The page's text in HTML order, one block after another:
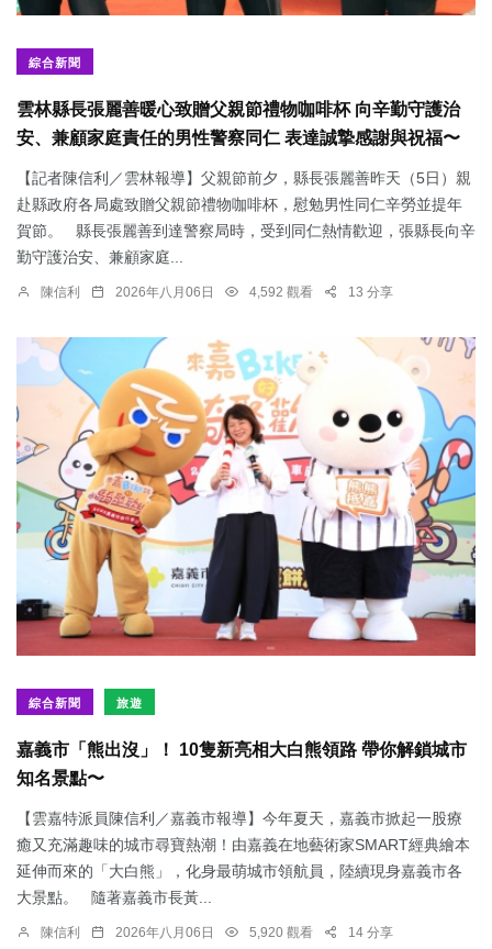
綜合新聞
雲林縣長張麗善暖心致贈父親節禮物咖啡杯 向辛勤守護治
安、兼顧家庭責任的男性警察同仁 表達誠摯感謝與祝福〜
【記者陳信利／雲林報導】父親節前夕，縣長張麗善昨天（5日）親
赴縣政府各局處致贈父親節禮物咖啡杯，慰勉男性同仁辛勞並提年
賀節。 縣長張麗善到達警察局時，受到同仁熱情歡迎，張縣長向辛
勤守護治安、兼顧家庭...
陳信利 2026年八月06日 4,592 觀看 13 分享
綜合新聞 旅遊
嘉義市「熊出沒」！ 10隻新亮相大白熊領路 帶你解鎖城市
知名景點〜
【雲嘉特派員陳信利／嘉義市報導】今年夏天，嘉義市掀起一股療
癒又充滿趣味的城市尋寶熱潮！由嘉義在地藝術家SMART經典繪本
延伸而來的「大白熊」，化身最萌城市領航員，陸續現身嘉義市各
大景點。 隨著嘉義市長黃...
陳信利 2026年八月06日 5,920 觀看 14 分享